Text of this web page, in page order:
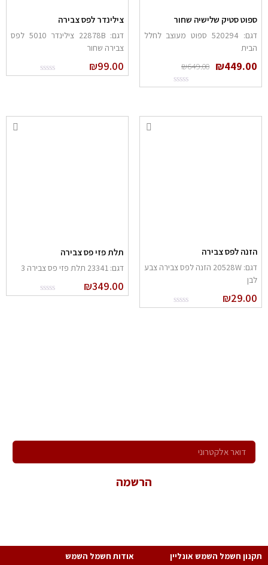
סטיק שלישיה שחור
דגם: 520294 ספוט מעוצב לחלל
₪649.00 ₪
צילינדר לפס צבירה
דגם: 22878B צילינדר 5010 לפס
צבירה שחור
₪99.00
לפס צבירה
דגם: 20528W הזנה לפס צבירה צבע
₪
תלת פזי פס צבירה
דגם: 23341 תלת פזי פס צבירה 3
₪349.00
הרשמה
חשמל השמש אונליין
אודות חשמל השמש